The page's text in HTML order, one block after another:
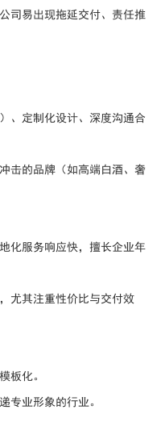
司易出现拖延交付、责任推
、定制化设计、深度沟通合
击的品牌（如高端白酒、奢
化服务响应快，擅长企业年
尤其注重性价比与交付效
板化。
专业形象的行业。